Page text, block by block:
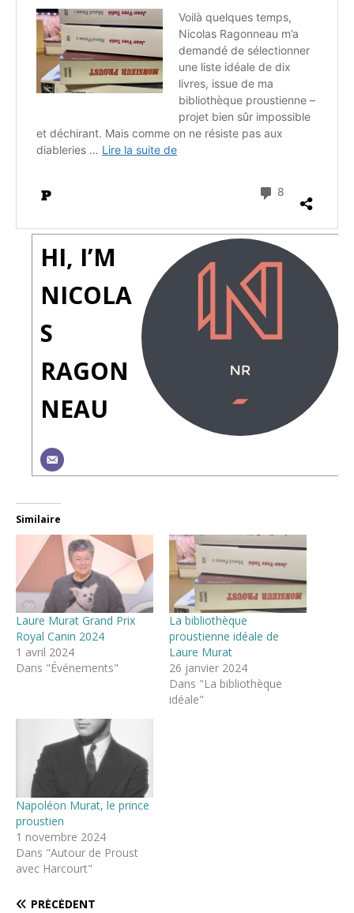
HI, I’M
NICOLA
S
RAGON
NEAU
Similaire
Laure Murat Grand Prix
Royal Canin 2024
1 avril 2024
Dans "Événements"
La bibliothèque
proustienne idéale de
Laure Murat
26 janvier 2024
Dans "La bibliothèque
idéale"
Napoléon Murat, le prince
proustien
1 novembre 2024
Dans "Autour de Proust
avec Harcourt"
PRÉCÉDENT